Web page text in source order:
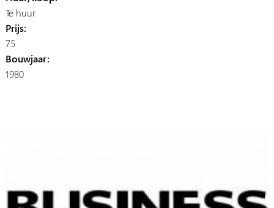
Te huur
Prijs:
75
Bouwjaar:
1980